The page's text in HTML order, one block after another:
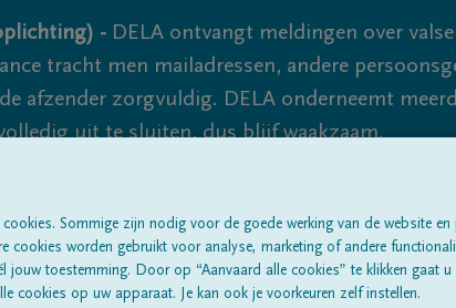
- DELA ontvangt meldingen over
tracht men mailadressen, andere
afzender zorgvuldig. DELA onderneemt
uit te sluiten, dus blijf waakzaam.
Alle rouwberichtenOver ons
Sommige zijn nodig voor de goede werking van de website en
cookies worden gebruikt voor analyse, marketing of andere
jouw toestemming. Door op “Aanvaard alle cookies” te klikken gaat u
cookies op uw apparaat. Je kan ook je voorkeuren zelf instellen.